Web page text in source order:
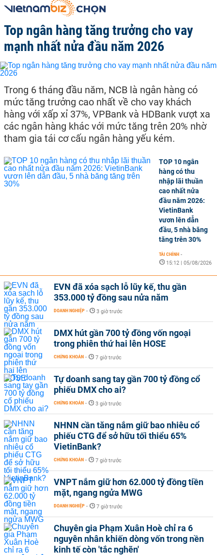
Top ngân hàng tăng trưởng cho vay
mạnh nhất nửa đầu năm 2026
Trong 6 tháng đầu năm, NCB là ngân hàng có
mức tăng trưởng cao nhất về cho vay khách
hàng với xấp xỉ 37%, VPBank và HDBank vượt xa
các ngân hàng khác với mức tăng trên 20% nhờ
tham gia tái cơ cấu ngân hàng yếu kém.
TOP 10 ngân
hàng có thu
nhập lãi thuần
cao nhất nửa
đầu năm 2026:
VietinBank
vươn lên dẫn
đầu, 5 nhà băng
tăng trên 30%
TÀI CHÍNH -
15:12 | 05/08/2026
EVN đã xóa sạch lỗ lũy kế, thu gần
353.000 tỷ đồng sau nửa năm
DOANH NGHIỆP - 3 giờ trước
DMX hút gần 700 tỷ đồng vốn ngoại
trong phiên thứ hai lên HOSE
CHỨNG KHOÁN - 7 giờ trước
Tự doanh sang tay gần 700 tỷ đồng cổ
phiếu DMX cho ai?
CHỨNG KHOÁN - 3 giờ trước
NHNN cần tăng nắm giữ bao nhiêu cổ
phiếu CTG để sở hữu tối thiểu 65%
VietinBank?
CHỨNG KHOÁN - 7 giờ trước
VNPT nắm giữ hơn 62.000 tỷ đồng tiền
mặt, ngang ngửa MWG
DOANH NGHIỆP - 7 giờ trước
Chuyên gia Phạm Xuân Hoè chỉ ra 6
nguyên nhân khiến dòng vốn trong nền
kinh tế còn 'tắc nghẽn'